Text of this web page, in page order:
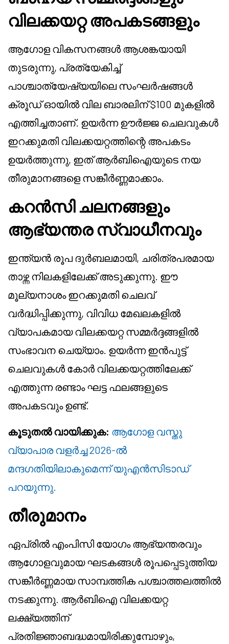
വിലക്കയറ്റ അപകടങ്ങളും
ആഗോള വികസനങ്ങൾ ആശങ്കയായി
തുടരുന്നു, പ്രത്യേകിച്ച്
പാശ്ചാത്യേഷ്യയിലെ സംഘർഷങ്ങൾ
ക്രൂഡ് ഓയിൽ വില ബാരലിന് $100 മുകളിൽ
എത്തിച്ചതാണ്. ഉയർന്ന ഊർജ്ജ ചെലവുകൾ
ഇറക്കുമതി വിലക്കയറ്റത്തിന്റെ അപകടം
ഉയർത്തുന്നു, ഇത് ആർബിഐയുടെ നയ
തീരുമാനങ്ങളെ സങ്കീർണ്ണമാക്കാം.
കറൻസി ചലനങ്ങളും
ആഭ്യന്തര സ്വാധീനവും
ഇന്ത്യൻ രൂപ ദുർബലമായി, ചരിത്രപരമായ
താഴ്ന്ന നിലകളിലേക്ക് അടുക്കുന്നു. ഈ
മൂല്യനാശം ഇറക്കുമതി ചെലവ്
വർദ്ധിപ്പിക്കുന്നു, വിവിധ മേഖലകളിൽ
വ്യാപകമായ വിലക്കയറ്റ സമ്മർദ്ദങ്ങളിൽ
സംഭാവന ചെയ്യാം. ഉയർന്ന ഇൻപുട്ട്
ചെലവുകൾ കോർ വിലക്കയറ്റത്തിലേക്ക്
എത്തുന്ന രണ്ടാം ഘട്ട ഫലങ്ങളുടെ
അപകടവും ഉണ്ട്.
കൂടുതൽ വായിക്കുക: ആഗോള വസ്തു
വ്യാപാര വളർച്ച 2026-ൽ
മന്ദഗതിയിലാകുമെന്ന് യുഎൻസിടാഡ്
പറയുന്നു.
തീരുമാനം
ഏപ്രിൽ എംപിസി യോഗം ആഭ്യന്തരവും
ആഗോളവുമായ ഘടകങ്ങൾ രൂപപ്പെടുത്തിയ
സങ്കീർണ്ണമായ സാമ്പത്തിക പശ്ചാത്തലത്തിൽ
നടക്കുന്നു. ആർബിഐ വിലക്കയറ്റ
ലക്ഷ്യത്തിന്
പ്രതിജ്ഞാബദ്ധമായിരിക്കുമ്പോഴും,